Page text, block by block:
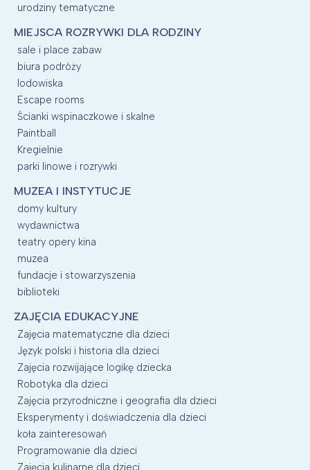
urodziny tematyczne
MIEJSCA ROZRYWKI DLA RODZINY
sale i place zabaw
biura podróży
lodowiska
Escape rooms
Ścianki wspinaczkowe i skalne
Paintball
Kregielnie
parki linowe i rozrywki
MUZEA I INSTYTUCJE
domy kultury
wydawnictwa
teatry opery kina
muzea
fundacje i stowarzyszenia
biblioteki
ZAJĘCIA EDUKACYJNE
Zajęcia matematyczne dla dzieci
Język polski i historia dla dzieci
Zajęcia rozwijające logikę dziecka
Robotyka dla dzieci
Zajęcia przyrodniczne i geografia dla dzieci
Eksperymenty i doświadczenia dla dzieci
koła zainteresowań
Programowanie dla dzieci
Zajęcia kulinarne dla dzieci